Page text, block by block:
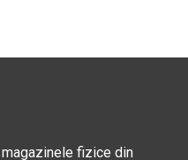
fizice din